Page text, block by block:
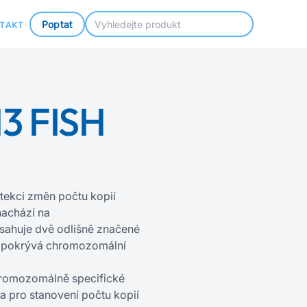
Poptat
FISH
změn počtu kopií
na
dvě odlišně značené
chromozomální
specifické
pro stanovení počtu kopií